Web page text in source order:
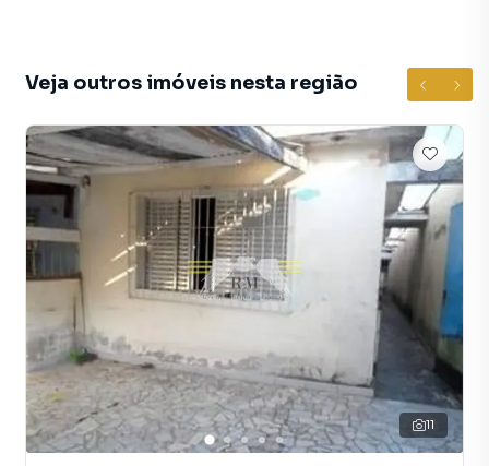
Cozinha funcional, com ótimo espaço para o dia a dia.
rotina.
Lavanderia, trazendo mais organização e comodidade.
Corredor lateral, favorecendo ventilação, iluminação
natural e acesso independente.
1 vaga de garagem, com fácil acesso.
🏠 Acabamento e Diferenciais:
Ótimo acabamento em todos os ambientes.
Veja outros imóveis nesta região
11